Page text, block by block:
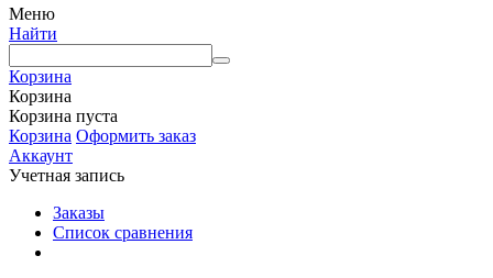
Меню
Найти
Корзина
Корзина
Корзина пуста
Корзина Оформить заказ
Аккаунт
Учетная запись
Заказы
Список сравнения